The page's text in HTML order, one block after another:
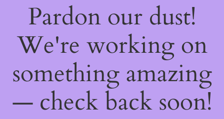
Pardon our dust!
We're working on
something amazing
— check back soon!